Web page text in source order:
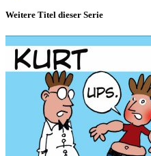
Weitere Titel dieser Serie